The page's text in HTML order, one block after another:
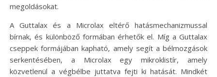
megoldásokat.
A Guttalax és a Microlax eltérő hatásmechanizmussal
bírnak, és különböző formában érhetők el. Míg a Guttalax
cseppek formájában kapható, amely segít a bélmozgások
serkentésében, a Microlax egy mikroklistír, amely
közvetlenül a végbélbe juttatva fejti ki hatását. Mindkét